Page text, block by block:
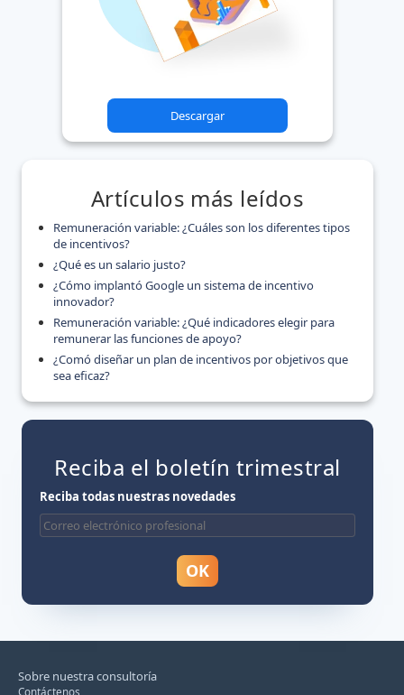
Descargar
Artículos más leídos
Remuneración variable: ¿Cuáles son los diferentes tipos
de incentivos?
¿Qué es un salario justo?
¿Cómo implantó Google un sistema de incentivo
innovador?
Remuneración variable: ¿Qué indicadores elegir para
remunerar las funciones de apoyo?
¿Comó diseñar un plan de incentivos por objetivos que
sea eficaz?
Reciba el boletín trimestral
Reciba todas nuestras novedades
Sobre nuestra consultoría
Contáctenos